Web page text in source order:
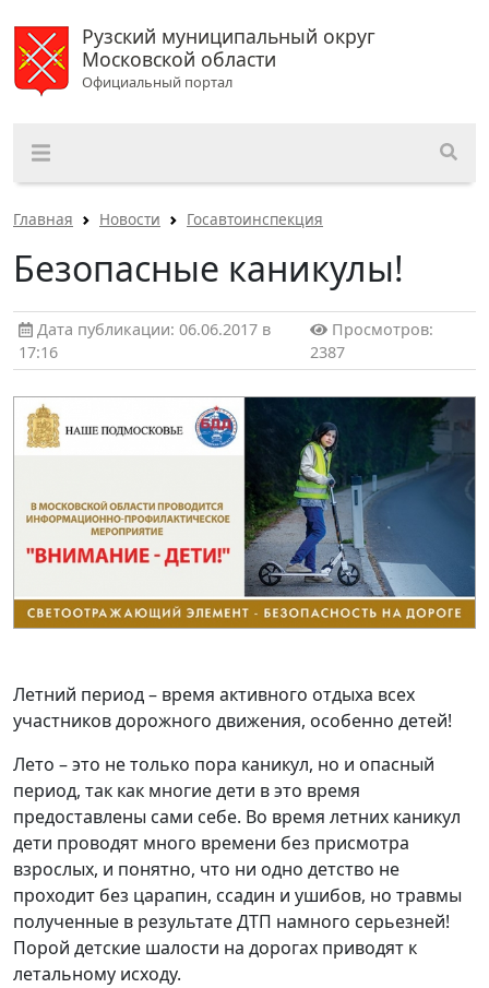
Рузский муниципальный округ
Московской области
Официальный портал
Главная Новости Госавтоинспекция
Безопасные каникулы!
Дата публикации: 06.06.2017 в
17:16
Просмотров:
2387
Летний период – время активного отдыха всех
участников дорожного движения, особенно детей!
Лето – это не только пора каникул, но и опасный
период, так как многие дети в это время
предоставлены сами себе. Во время летних каникул
дети проводят много времени без присмотра
взрослых, и понятно, что ни одно детство не
проходит без царапин, ссадин и ушибов, но травмы
полученные в результате ДТП намного серьезней!
Порой детские шалости на дорогах приводят к
летальному исходу.